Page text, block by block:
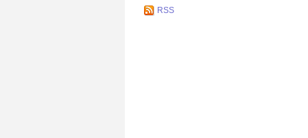
RSS